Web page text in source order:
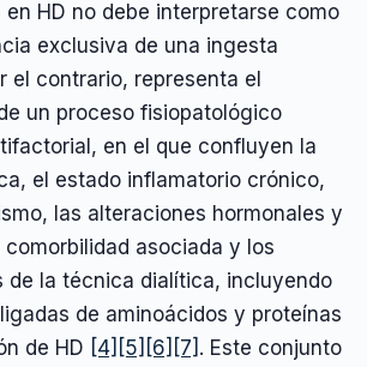
en HD no debe interpretarse como
exclusiva de una ingesta
el contrario, representa el
un proceso fisiopatológico
en el que confluyen la
el estado inflamatorio crónico,
las alteraciones hormonales y
asociada y los
de la técnica dialítica, incluyendo
de aminoácidos y proteínas
de HD [4] [5] [6] [7] . Este conjunto